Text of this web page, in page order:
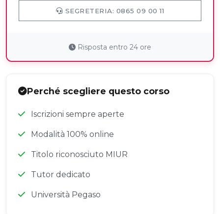
SEGRETERIA: 0865 09 00 11
Risposta entro 24 ore
Perché scegliere questo corso
Iscrizioni sempre aperte
Modalità 100% online
Titolo riconosciuto MIUR
Tutor dedicato
Università Pegaso